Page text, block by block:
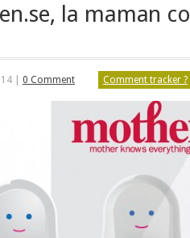
la maman
0 Comment Comment tracker ?